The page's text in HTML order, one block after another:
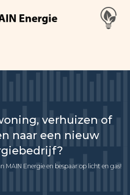
verhuizen of
naar een nieuw
MAIN Energie en bespaar op licht en gas!